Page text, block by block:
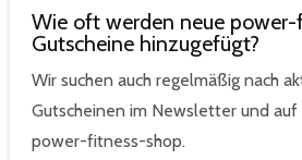
Wie oft werden neue
Gutscheine hinzugefügt?
Wir suchen auch regelmäßig nach
Gutscheinen im Newsletter und
power-fitness-shop.